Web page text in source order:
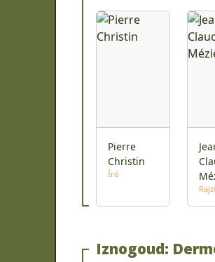
Pierre
Christin
Író
Iznogoud: